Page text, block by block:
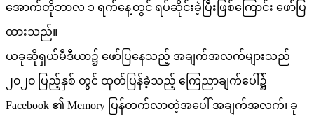
အောက်တိုဘာလ ၁ ရက်နေ့တွင် ရပ်ဆိုင်းခဲ့ပြီးဖြစ်ကြောင်း ဖော်ပြ
ထားသည်။
ယခုဆိုရှယ်မီဒီယာ၌ ဖော်ပြနေသည့် အချက်အလက်များသည်
၂၀၂၀ ပြည့်နှစ် တွင် ထုတ်ပြန်ခဲ့သည့် ကြေညာချက်ပေါ်၌
Facebook ၏ Memory ပြန်တက်လာတဲ့အပေါ် အချက်အလက်၊ ခု